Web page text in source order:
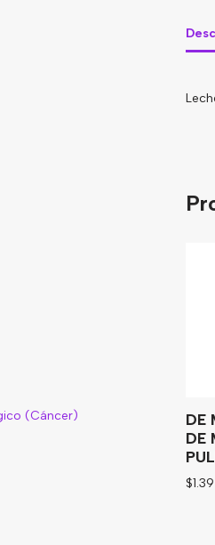
(Cáncer)
DE
DE
$1.39